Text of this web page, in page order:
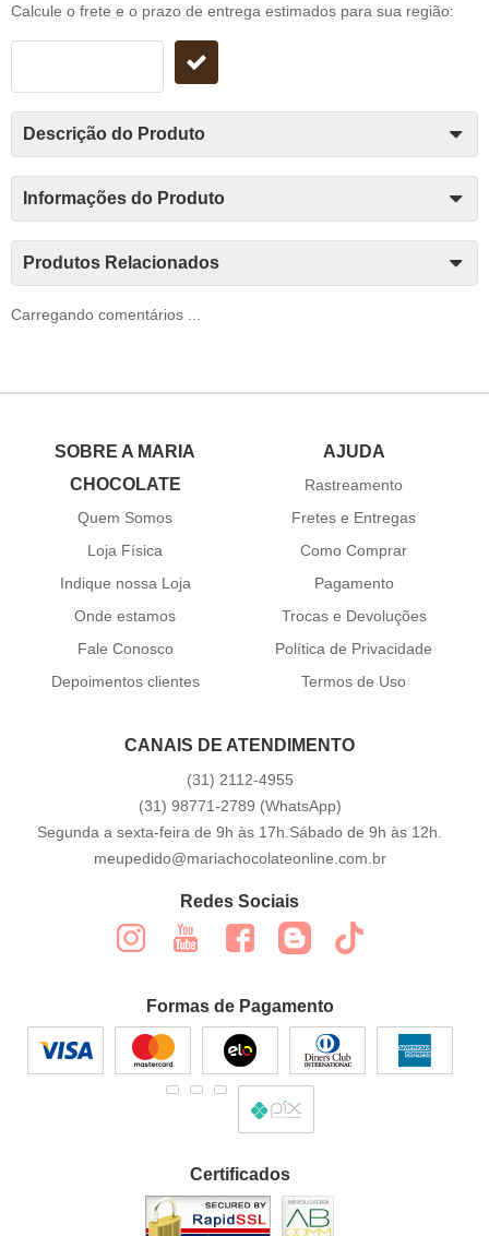
Calcule o frete e o prazo de entrega estimados para sua região:
Descrição do Produto
Informações do Produto
Produtos Relacionados
Carregando comentários ...
SOBRE A MARIA
CHOCOLATE
Quem Somos
Loja Física
Indique nossa Loja
Onde estamos
Fale Conosco
Depoimentos clientes
AJUDA
Rastreamento
Fretes e Entregas
Como Comprar
Pagamento
Trocas e Devoluções
Política de Privacidade
Termos de Uso
CANAIS DE ATENDIMENTO
(31) 2112-4955
(31) 98771-2789 (WhatsApp)
Segunda a sexta-feira de 9h às 17h.Sábado de 9h às 12h.
meupedido@mariachocolateonline.com.br
Redes Sociais
Formas de Pagamento
Certificados